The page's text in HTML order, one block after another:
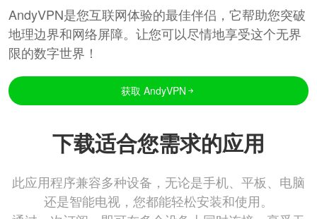
AndyVPN是您互联网体验的最佳伴侣，它帮助您突破
地理边界和网络屏障。让您可以尽情地享受这个无界
限的数字世界！
获取 AndyVPN
下载适合您需求的应用
此应用程序兼容多种设备，无论是手机、平板、电脑
还是智能电视，您都能轻松安装和使用。